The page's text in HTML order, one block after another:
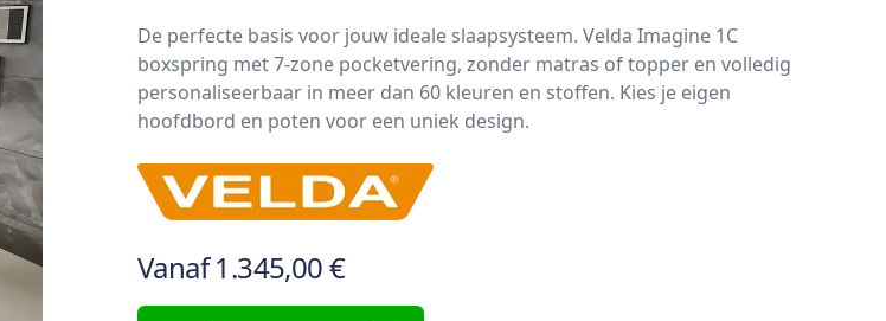
De perfecte basis voor jouw ideale slaapsysteem. Velda Imagine 1C
boxspring met 7-zone pocketvering, zonder matras of topper en volledig
personaliseerbaar in meer dan 60 kleuren en stoffen. Kies je eigen
hoofdbord en poten voor een uniek design.
Vanaf1.345,00 €